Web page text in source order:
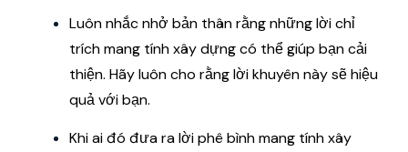
Luôn nhắc nhở bản thân rằng những lời chỉ
trích mang tính xây dựng có thể giúp bạn cải
thiện. Hãy luôn cho rằng lời khuyên này sẽ hiệu
quả với bạn.
Khi ai đó đưa ra lời phê bình mang tính xây